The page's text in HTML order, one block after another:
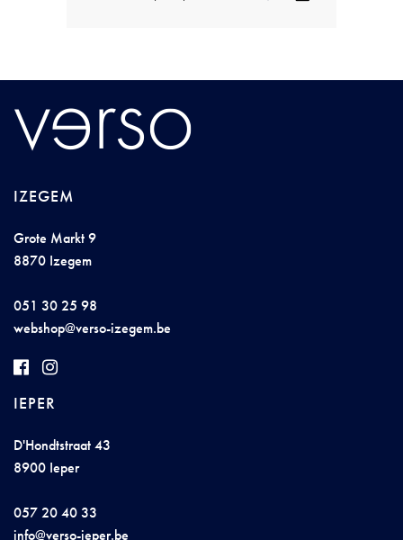
IZEGEM
Grote Markt 9
8870 Izegem
051 30 25 98
webshop@verso-izegem.be
IEPER
D'Hondtstraat 43
8900 Ieper
057 20 40 33
info@verso-ieper.be